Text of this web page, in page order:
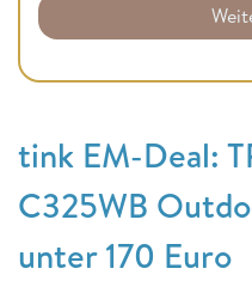
tink EM-Deal:
C325WB
unter 170 Euro